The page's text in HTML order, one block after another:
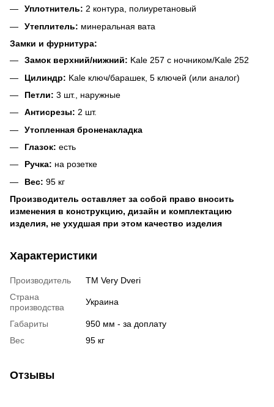
Уплотнитель: 2 контура, полиуретановый
Утеплитель: минеральная вата
Замки и фурнитура:
Замок верхний/нижний: Kale 257 с ночником/Kale 252
Цилиндр: Kale ключ/барашек, 5 ключей (или аналог)
Петли: 3 шт., наружные
Антисрезы: 2 шт.
Утопленная броненакладка
Глазок: есть
Ручка: на розетке
Вес: 95 кг
Производитель оставляет за собой право вносить
изменения в конструкцию, дизайн и комплектацию
изделия, не ухудшая при этом качество изделия
Характеристики
Производитель
ТМ Very Dveri
Страна
производства
Украина
Габариты
950 мм - за доплату
Вес
95 кг
Отзывы